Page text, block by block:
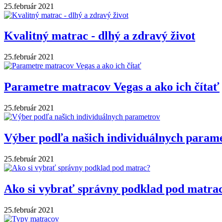
25.február 2021
Kvalitný matrac - dlhý a zdravý život
25.február 2021
Parametre matracov Vegas a ako ich čítať
25.február 2021
Výber podľa našich individuálnych
25.február 2021
Ako si vybrať správny podklad pod
25.február 2021